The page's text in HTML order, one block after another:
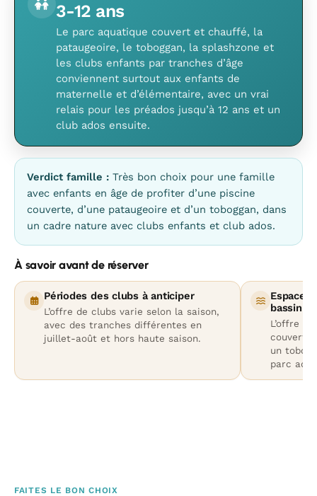
3-12 ans
Le parc aquatique couvert et chauffé, la
pataugeoire, le toboggan, la splashzone et
les clubs enfants par tranches d’âge
conviennent surtout aux enfants de
maternelle et d’élémentaire, avec un vrai
relais pour les préados jusqu’à 12 ans et un
club ados ensuite.
Verdict famille : Très bon choix pour une famille
avec enfants en âge de profiter d’une piscine
couverte, d’une pataugeoire et d’un toboggan, dans
un cadre nature avec clubs enfants et club ados.
À savoir avant de réserver
Périodes des clubs à anticiper
L’offre de clubs varie selon la saison,
avec des tranches différentes en
juillet-août et hors haute saison.
Espace
bassin
L’offre
un
parc
FAITES LE BON CHOIX